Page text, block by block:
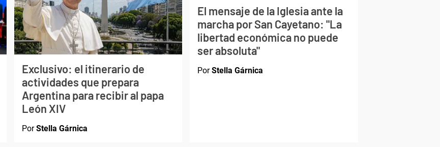
Exclusivo: el itinerario de
actividades que prepara
Argentina para recibir al papa
León XIV
PorStella Gárnica
El mensaje de la Iglesia ante la
marcha por San Cayetano: "La
libertad económica no puede
ser absoluta"
PorStella Gárnica